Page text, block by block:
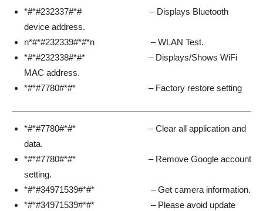
*#*#232337#*# – Displays Bluetooth
device address.
n*#*#232339#*#*n – WLAN Test.
*#*#232338#*#* – Displays/Shows WiFi
MAC address.
*#*#7780#*#* – Factory restore setting
*#*#7780#*#* – Clear all application and
data.
*#*#7780#*#* – Remove Google account
setting.
*#*#34971539#*#* – Get camera information.
*#*#34971539#*#* – Please avoid update